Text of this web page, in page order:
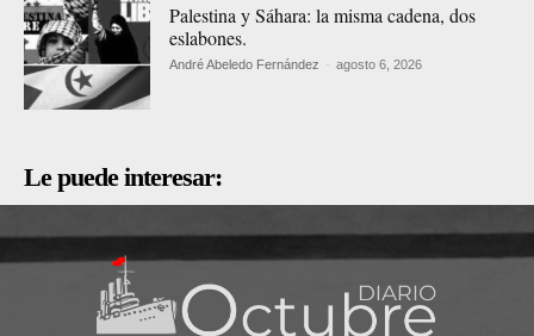
Palestina y Sáhara: la misma cadena, dos
eslabones.
André Abeledo Fernández - agosto 6, 2026
Le puede interesar: